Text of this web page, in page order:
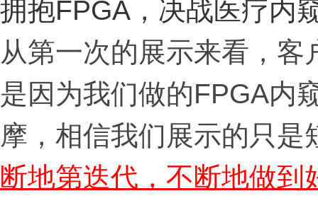
拥抱FPGA，决战医疗内
从第一次的展示来看，
是因为我们做的FPGA内
摩，相信我们展示的只
断地第迭代，不断地做到